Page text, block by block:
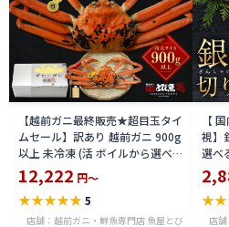
【越前ガニ最終販売★超目玉タイ
ムセール】訳あり 越前ガニ 900g
以上 未冷凍 (活 ボイルから選べ
る) 福井県産 国産 産地直送 脚折
れ 訳ありカニ 越前がに ズワイガ
ニ 越前 かに 送料無料 etz-900w
12,222 円～
★★★★★5
店舗：越前ガニ・鮮魚専門店 魚屋とび
【
視】
選べ
600g
あり
切身
★★
店